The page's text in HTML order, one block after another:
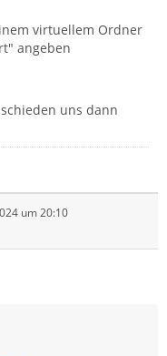
virtuellem Ordner
angeben
uns dann
um 20:10